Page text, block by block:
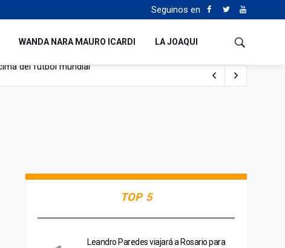
Seguinos en
WANDA NARA MAURO ICARDI LA JOAQUI
TOP 5
Leandro Paredes viajará a Rosario para